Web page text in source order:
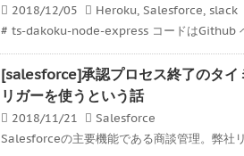
2018/12/05 Heroku, Salesforce, slack
# ts-dakoku-node-express コードはGithub
[salesforce]承認プロセス終了のタイ
リガーを使うという話
2018/11/21
Salesforce
Salesforceの主要機能である商談管理。弊社